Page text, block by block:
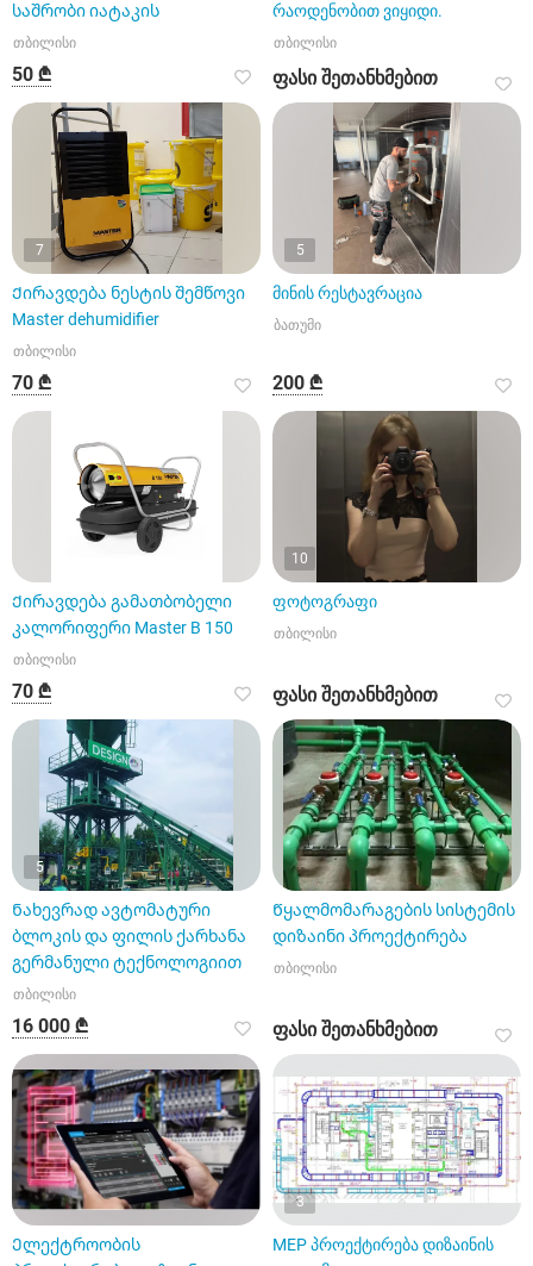
საშრობი იატაკის
თბილისი
50 ₾
რაოდენობით ვიყიდი.
თბილისი
ფასი შეთანხმებით
7
Ქირავდება ნესტის შემწოვი
Master dehumidifier
თბილისი
70 ₾
5
მინის რესტავრაცია
ბათუმი
200 ₾
Ქირავდება გამათბობელი
კალორიფერი Master B 150
თბილისი
70 ₾
10
ფოტოგრაფი
თბილისი
ფასი შეთანხმებით
5
Ნახევრად ავტომატური
ბლოკის და ფილის ქარხანა
გერმანული ტექნოლოგიით
თბილისი
16 000 ₾
Წყალმომარაგების სისტემის
დიზაინი პროექტირება
თბილისი
ფასი შეთანხმებით
Ელექტროობის
3
MEP პროექტირება დიზაინის